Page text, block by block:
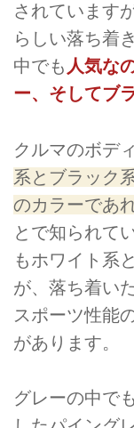
されています
らしい落ち着
中でも 人気な
ー、そしてブ
クルマのボデ
系とブラック
のカラーであ
とで知られて
もホワイト系
が、落ち着い
スポーツ性能
があります。
グレーの中で